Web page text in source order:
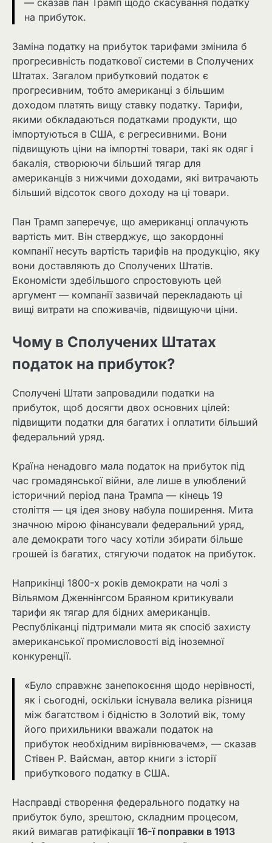
— сказав пан Трамп щодо скасування податку
на прибуток.
Заміна податку на прибуток тарифами змінила б
прогресивність податкової системи в Сполучених
Штатах. Загалом прибутковий податок є
прогресивним, тобто американці з більшим
доходом платять вищу ставку податку. Тарифи,
якими обкладаються податками продукти, що
імпортуються в США, є регресивними. Вони
підвищують ціни на імпортні товари, такі як одяг і
бакалія, створюючи більший тягар для
американців з нижчими доходами, які витрачають
більший відсоток свого доходу на ці товари.
Пан Трамп заперечує, що американці оплачують
вартість мит. Він стверджує, що закордонні
компанії несуть вартість тарифів на продукцію, яку
вони доставляють до Сполучених Штатів.
Економісти здебільшого спростовують цей
аргумент — компанії зазвичай перекладають ці
вищі витрати на споживачів, підвищуючи ціни.
Чому в Сполучених Штатах
податок на прибуток?
Сполучені Штати запровадили податки на
прибуток, щоб досягти двох основних цілей:
підвищити податки для багатих і оплатити більший
федеральний уряд.
Країна ненадовго мала податок на прибуток під
час громадянської війни, але лише в улюблений
історичний період пана Трампа — кінець 19
століття — ця ідея знову набула поширення. Мита
значною мірою фінансували федеральний уряд,
але демократи того часу хотіли збирати більше
грошей із багатих, стягуючи податок на прибуток.
Наприкінці 1800-х років демократи на чолі з
Вільямом Дженнінгсом Браяном критикували
тарифи як тягар для бідних американців.
Республіканці підтримали мита як спосіб захисту
американської промисловості від іноземної
конкуренції.
«Було справжнє занепокоєння щодо нерівності,
як і сьогодні, оскільки існувала велика різниця
між багатством і бідністю в Золотий вік, тому
його прихильники вважали податок на
прибуток необхідним вирівнювачем», — сказав
Стівен Р. Вайсман, автор книги з історії
прибуткового податку в США.
Насправді створення федерального податку на
прибуток було, зрештою, складним процесом,
який вимагав ратифікації 16-ї поправки в 1913